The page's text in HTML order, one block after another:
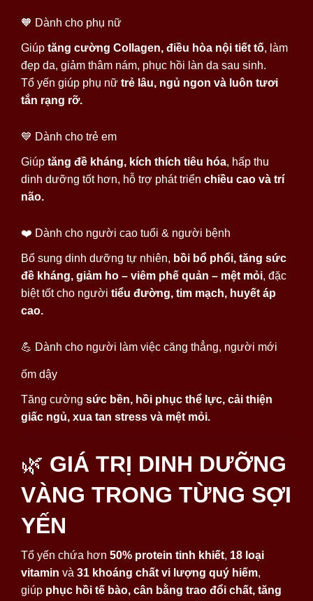
🧡 Dành cho phụ nữ
Giúp tăng cường Collagen, điều hòa nội tiết tố, làm
đẹp da, giảm thâm nám, phục hồi làn da sau sinh.
Tổ yến giúp phụ nữ trẻ lâu, ngủ ngon và luôn tươi
tắn rạng rỡ.
💙 Dành cho trẻ em
Giúp tăng đề kháng, kích thích tiêu hóa, hấp thu
dinh dưỡng tốt hơn, hỗ trợ phát triển chiều cao và trí
não.
❤️ Dành cho người cao tuổi & người bệnh
Bổ sung dinh dưỡng tự nhiên, bồi bổ phổi, tăng sức
đề kháng, giảm ho – viêm phế quản – mệt mỏi, đặc
biệt tốt cho người tiểu đường, tim mạch, huyết áp
cao.
💪 Dành cho người làm việc căng thẳng, người mới
ốm dậy
Tăng cường sức bền, hồi phục thể lực, cải thiện
giấc ngủ, xua tan stress và mệt mỏi.
🌿 GIÁ TRỊ DINH DƯỠNG
VÀNG TRONG TỪNG SỢI
YẾN
Tổ yến chứa hơn 50% protein tinh khiết, 18 loại
vitamin và 31 khoáng chất vi lượng quý hiếm,
giúp phục hồi tế bào, cân bằng trao đổi chất, tăng